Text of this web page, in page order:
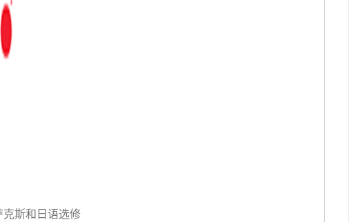
克斯和日语选修